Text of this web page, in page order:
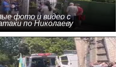
фото и видео с
по Николаеву